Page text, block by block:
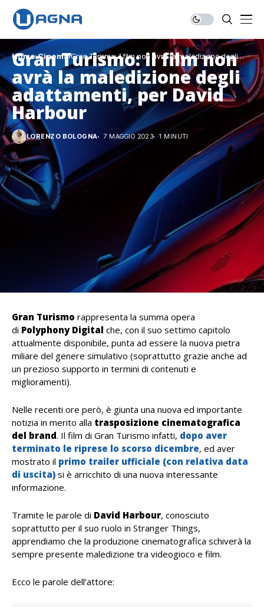
Home Cinema Gran Turismo: il film non avrà la maledizione degli
adattamenti, per David Harbour
Gran Turismo: il film non
avrà la maledizione degli
adattamenti, per David
Harbour
LORENZO BOLOGNA 7 MAGGIO 2023 1 MINUTI
Gran Turismo rappresenta la summa opera
di Polyphony Digital che, con il suo settimo capitolo
attualmente disponibile, punta ad essere la nuova pietra
miliare del genere simulativo (soprattutto grazie anche ad
un prezioso supporto in termini di contenuti e
miglioramenti).
Nelle recenti ore però, è giunta una nuova ed importante
notizia in merito alla trasposizione cinematografica
del brand. Il film di Gran Turismo infatti, dopo aver
terminato le riprese lo scorso dicembre, ed aver
mostrato il primo trailer ufficiale (con relativa data
di uscita) si è arricchito di una nuova interessante
informazione.
Tramite le parole di David Harbour, conosciuto
soprattutto per il suo ruolo in Stranger Things,
apprendiamo che la produzione cinematografica schiverà la
sempre presente maledizione tra videogioco e film.
Ecco le parole dell’attore: